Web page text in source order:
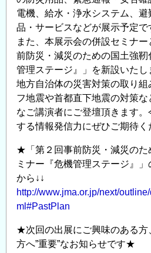
電機、給水・浄水システム、
品・サービスなどが展示予定で
また、本展示会の併設セミナ
前防災・減災のための国土強
管理ステージ』」を新設いたし
地方自治体の災害対策の取り
フ地震や首都直下地震の対策
なご講演者にご登壇頂きます
する情報発信力にぜひご期待く
★「第２回事前防災・減災のた
ミナー『危機管理ステージ』
から↓↓
http://www.jma.or.jp/next/
ml#PastPlan
★次回の出展にご興味のある方
方へ”重要”なお知らせです★